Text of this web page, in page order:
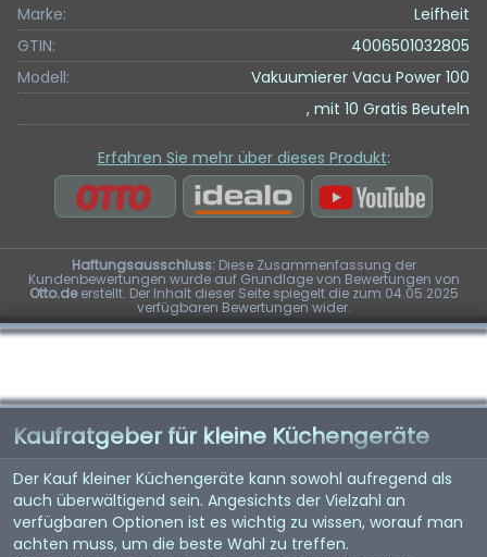
Marke:
Leifheit
GTIN:
4006501032805
Modell:
Vakuumierer Vacu Power 100
, mit 10 Gratis Beuteln
Erfahren Sie mehr über dieses Produkt:
Haftungsausschluss:Diese Zusammenfassung der
Kundenbewertungen wurde auf Grundlage von Bewertungen von
Otto.deerstellt. Der Inhalt dieser Seite spiegelt die zum 04.05.2025
verfügbaren Bewertungen wider.
Kaufratgeber für kleine Küchengeräte
Der Kauf kleiner Küchengeräte kann sowohl aufregend als
auch überwältigend sein. Angesichts der Vielzahl an
verfügbaren Optionen ist es wichtig zu wissen, worauf man
achten muss, um die beste Wahl zu treffen.